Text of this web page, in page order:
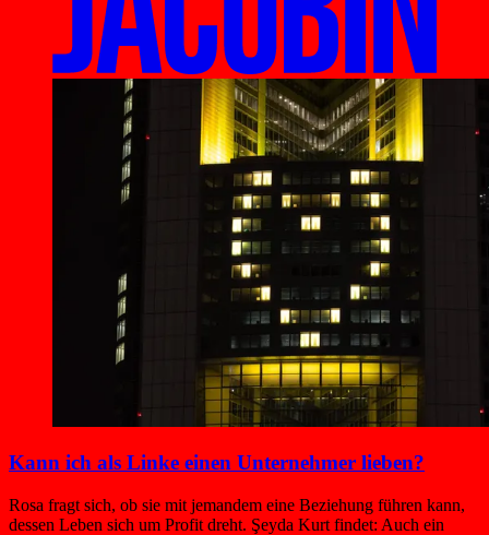
Kann ich als Linke einen Unternehmer lieben?
Rosa fragt sich, ob sie mit jemandem eine Beziehung führen kann,
dessen Leben sich um Profit dreht. Şeyda Kurt findet: Auch ein